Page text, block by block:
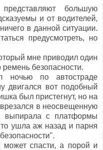
большую
и от водителей,
в данной ситуации.
предусмотреть, но
мне приводил один
безопасности.
по автостраде
двигался вот подобный
был пристегнут, но на
в неосвещенную
выпирала с платформы
ушла аж назад и парня
спасти, а порой и